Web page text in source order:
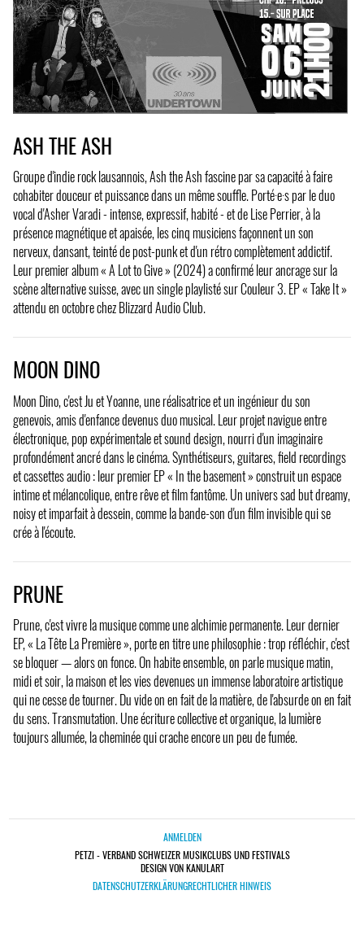
ASH THE ASH
Groupe d'indie rock lausannois, Ash the Ash fascine par sa capacité à faire
cohabiter douceur et puissance dans un même souffle. Porté·e·s par le duo
vocal d'Asher Varadi - intense, expressif, habité - et de Lise Perrier, à la
présence magnétique et apaisée, les cinq musiciens façonnent un son
nerveux, dansant, teinté de post-punk et d'un rétro complètement addictif.
Leur premier album « A Lot to Give » (2024) a confirmé leur ancrage sur la
scène alternative suisse, avec un single playlisté sur Couleur 3. EP « Take It »
attendu en octobre chez Blizzard Audio Club.
MOON DINO
Moon Dino, c'est Ju et Yoanne, une réalisatrice et un ingénieur du son
genevois, amis d'enfance devenus duo musical. Leur projet navigue entre
électronique, pop expérimentale et sound design, nourri d'un imaginaire
profondément ancré dans le cinéma. Synthétiseurs, guitares, field recordings
et cassettes audio : leur premier EP « In the basement » construit un espace
intime et mélancolique, entre rêve et film fantôme. Un univers sad but dreamy,
noisy et imparfait à dessein, comme la bande-son d'un film invisible qui se
crée à l'écoute.
PRUNE
Prune, c'est vivre la musique comme une alchimie permanente. Leur dernier
EP, « La Tête La Première », porte en titre une philosophie : trop réfléchir, c'est
se bloquer — alors on fonce. On habite ensemble, on parle musique matin,
midi et soir, la maison et les vies devenues un immense laboratoire artistique
qui ne cesse de tourner. Du vide on en fait de la matière, de l'absurde on en fait
du sens. Transmutation. Une écriture collective et organique, la lumière
toujours allumée, la cheminée qui crache encore un peu de fumée.
ANMELDEN
PETZI - VERBAND SCHWEIZER MUSIKCLUBS UND FESTIVALS
DESIGN VON KANULART
DATENSCHUTZERKLÄRUNGRECHTLICHER HINWEIS